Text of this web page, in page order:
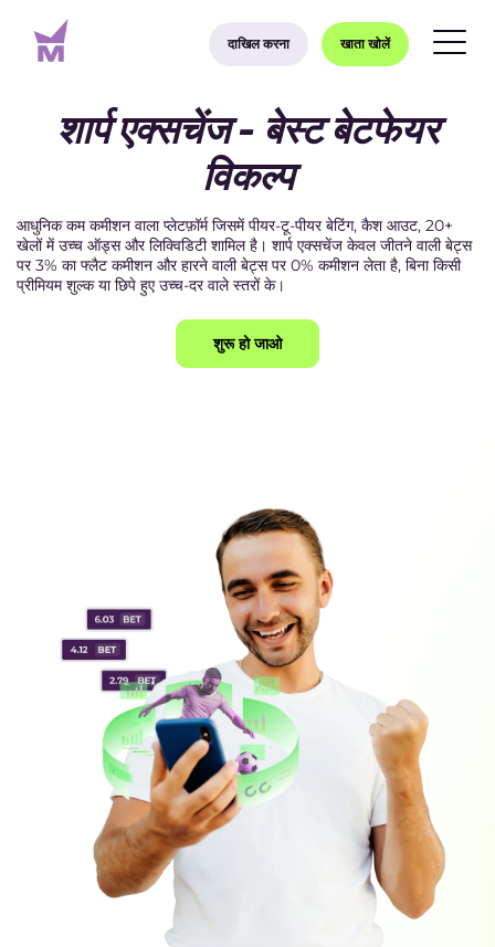
दाखिल करना खाता खोलें
शार्प एक्सचेंज - बेस्ट बेटफेयर
विकल्प
आधुनिक कम कमीशन वाला प्लेटफ़ॉर्म जिसमें पीयर-टू-पीयर बेटिंग, कैश आउट, 20+
खेलों में उच्च ऑड्स और लिक्विडिटी शामिल है। शार्प एक्सचेंज केवल जीतने वाली बेट्स
पर 3% का फ्लैट कमीशन और हारने वाली बेट्स पर 0% कमीशन लेता है, बिना किसी
प्रीमियम शुल्क या छिपे हुए उच्च-दर वाले स्तरों के।
शुरू हो जाओ